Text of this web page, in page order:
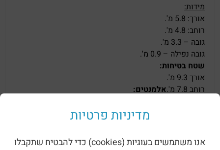
מידות:
אורך: 5.8 מ'.
רוחב: 4.8 מ'.
גובה – 3.3 מ'.
גובה נפילה – 0.9 מ'.
שטח בטיחות:
אורך 9.3 מ'.
רוחב 7.8 מ'.
אלמנטים:
פאנלים למשחק.
מדיניות פרטיות
אנו משתמשים בעוגיות (cookies) כדי להבטיח שתקבלו